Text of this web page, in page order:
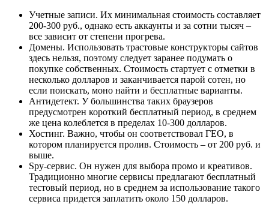
Учетные записи. Их минимальная стоимость составляет
200-300 руб., однако есть аккаунты и за сотни тысяч –
все зависит от степени прогрева.
Домены. Использовать трастовые конструкторы сайтов
здесь нельзя, поэтому следует заранее подумать о
покупке собственных. Стоимость стартует с отметки в
несколько долларов и заканчивается парой сотен, но
если поискать, моно найти и бесплатные варианты.
Антидетект. У большинства таких браузеров
предусмотрен короткий бесплатный период, в среднем
же цена колеблется в пределах 10-300 долларов.
Хостинг. Важно, чтобы он соответствовал ГЕО, в
котором планируется пролив. Стоимость – от 200 руб. и
выше.
Spy-сервиc. Он нужен для выбора промо и креативов.
Традиционно многие сервисы предлагают бесплатный
тестовый период, но в среднем за использование такого
сервиса придется заплатить около 150 долларов.